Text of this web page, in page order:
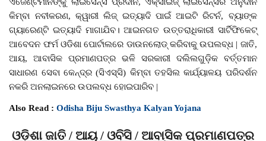
କିମ୍ବା ନବୀକରଣ, କ୍ୱାରୀ ଲିଜ୍ ଇତ୍ୟାଦି ପାଇଁ ଆଇଟି ରିଟର୍ନ, ବ୍ୟାଙ୍କ
ଗ୍ୟାରେଣ୍ଟି ଇତ୍ୟାଦି ମାଗାଯିବ। ଆଇନଗତ ଉତ୍ତରାଧିକାରୀ ସାର୍ଟିଫିକେଟ୍
ଆବେଦନ ଫର୍ମ ଓଡିଶା ପୋର୍ଟାଲରେ ଡାଉନଲୋଡ୍ କରିବାକୁ ଉପଲବ୍ଧ | ଜାତି,
ଆୟ, ଆବାସିକ ପ୍ରମାଣପତ୍ର ଭଳି ସରକାରୀ ଦଲିଲଗୁଡ଼ିକ ବର୍ତ୍ତମାନ
ସାଧାରଣ ସେବା କେନ୍ଦ୍ର (ସିଏସ୍ସି) କିମ୍ବା ତହସିଲ କାର୍ଯ୍ୟାଳୟ ପରିଦର୍ଶନ
ନକରି ଅନଲାଇନରେ ଉପଲବ୍ଧ ହୋଇପାରିବ |
Also Read :Odisha Biju Swasthya Kalyan Yojana
ଓଡ଼ିଶା ଜାତି / ଆୟ / ଓବିସି / ଆବାସିକ ପ୍ରମାଣପତ୍ର